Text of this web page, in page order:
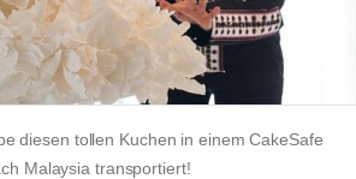
diesen tollen Kuchen in einem CakeSafe
Malaysia transportiert!